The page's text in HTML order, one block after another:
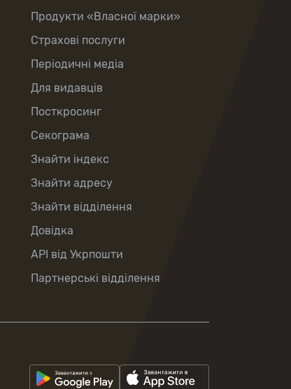
Продукти «Власної марки»
Страхові послуги
Періодичні медіа
Для видавців
Посткросинг
Секограма
Знайти індекс
Знайти адресу
Знайти відділення
Довідка
API від Укрпошти
Партнерські відділення